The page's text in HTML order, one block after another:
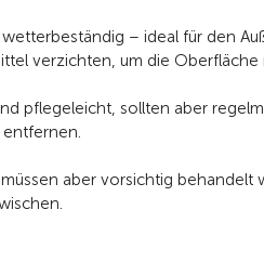
– ideal für den
verzichten, um die
pflegeleicht, sollten aber
entfernen.
aber vorsichtig behandelt